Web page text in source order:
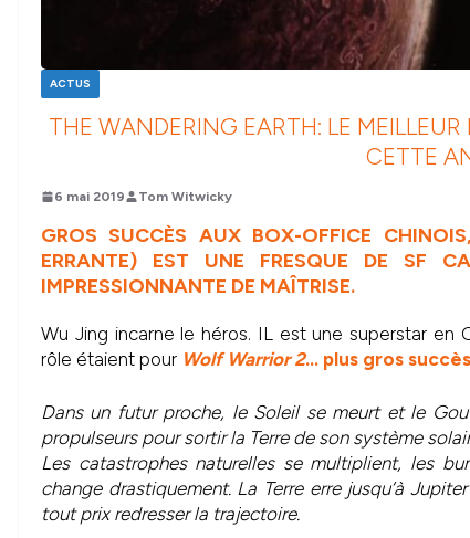
ACTUS
THE WANDERING EARTH: LE
CETTE
6 mai 2019 Tom Witwicky
GROS SUCCÈS AUX BOX-OFFICE
ERRANTE) EST UNE FRESQUE DE SF
IMPRESSIONNANTE DE MAÎTRISE.
Wu Jing incarne le héros. IL est une superstar en
rôle étaient pour Wolf Warrior 2… plus gros
Dans un futur proche, le Soleil se meurt et le
propulseurs pour sortir la Terre de son système
Les catastrophes naturelles se multiplient, les
change drastiquement. La Terre erre jusqu’à
tout prix redresser la trajectoire.